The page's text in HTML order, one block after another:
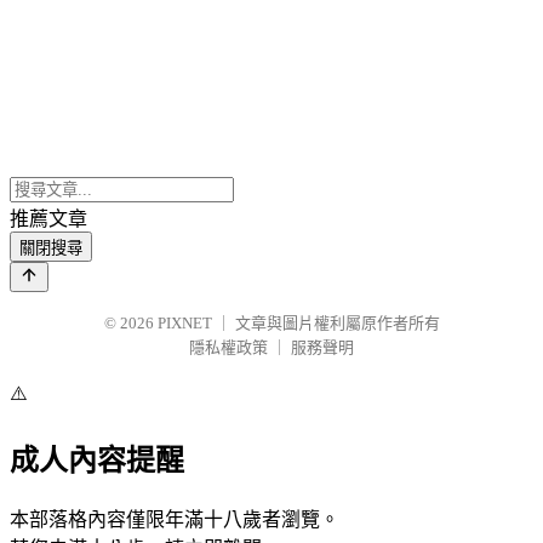
推薦文章
關閉搜尋
© 2026 PIXNET
文章與圖片權利屬原作者所有
隱私權政策
服務聲明
⚠️
成人內容提醒
本部落格內容僅限年滿十八歲者瀏覽。